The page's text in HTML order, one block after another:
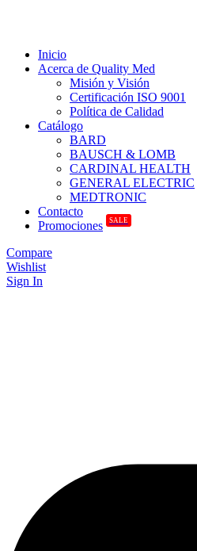
Inicio
Acerca de Quality Med
Misión y Visión
Certificación ISO 9001
Política de Calidad
Catálogo
BARD
BAUSCH & LOMB
CARDINAL HEALTH
GENERAL ELECTRIC
MEDTRONIC
Contacto
Promociones
SALE
Compare
Wishlist
Sign In